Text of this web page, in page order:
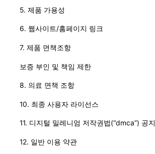
5. 제품 가용성
6. 웹사이트/홈페이지 링크
7. 제품 면책조항
보증 부인 및 책임 제한
8. 의료 면책 조항
10. 최종 사용자 라이선스
11. 디지털 밀레니엄 저작권법(“dmca”) 공지
12. 일반 이용 약관